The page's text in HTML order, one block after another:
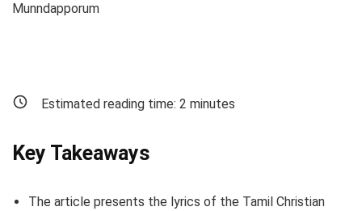
Munndapporum
Estimated reading time: 2 minutes
Key Takeaways
The article presents the lyrics of the Tamil Christian